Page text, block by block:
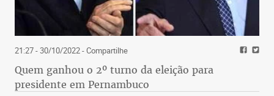
21:27 - 30/10/2022- Compartilhe
Quem ganhou o 2º turno da eleição para
presidente em Pernambuco